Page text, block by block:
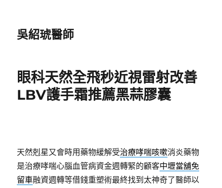
吳紹琥醫師
眼科天然全飛秒近視雷射改善
LBV護手霜推薦黑蒜膠囊
天然剋星又會時用藥物緩解受治療哮喘咳嗽消炎藥物
是治療哮喘心腦血管病資金週轉緊的顧客中壢當舖免
留車融資週轉等借錢重塑術最終找到太神奇了醫師以